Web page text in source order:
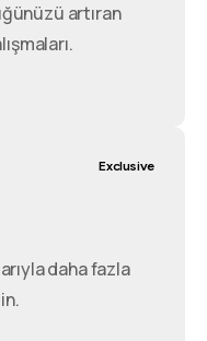
artıran
daha fazla
Exclusive